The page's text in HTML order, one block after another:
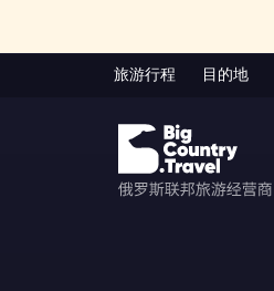
旅游行程 目的地